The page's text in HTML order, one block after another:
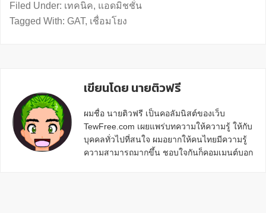
Filed Under: เทคนิค, แอดมิชชั่น
Tagged With: GAT, เชื่อมโยง
เขียนโดย นายติวฟรี
ผมชื่อ นายติวฟรี เป็นคอลัมนิสต์ของเว็บ
TewFree.com เผยแพร่บทความให้ความรู้ ให้กับ
บุคคลทั่วไปที่สนใจ ผมอยากให้คนไทยมีความรู้
ความสามารถมากขึ้น ชอบใจกันก็คอมเมนต์บอก